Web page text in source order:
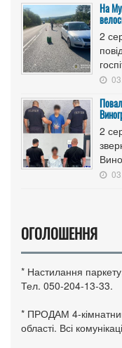
На
2
2
ОГОЛОШЕННЯ
* Настилання
Тел. 050-204-13-33.
* ПРОДАМ 4-
області. Всі